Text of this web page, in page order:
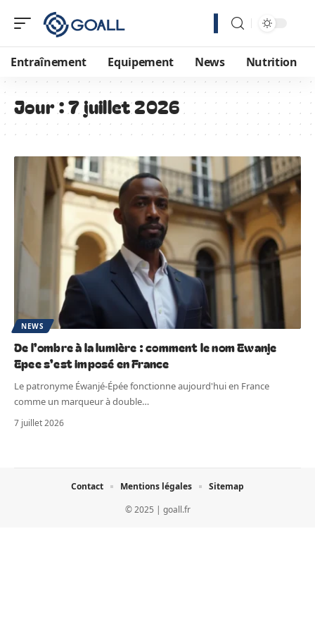
Entraînement Equipement News Nutrition
Jour :7 juillet 2026
NEWS
De l’ombre à la lumière : comment le nom Ewanje
Epee s’est imposé en France
Le patronyme Éwanjé-Épée fonctionne aujourd'hui en France
comme un marqueur à double…
7 juillet 2026
© 2025 | goall.fr
Contact Mentions légales Sitemap